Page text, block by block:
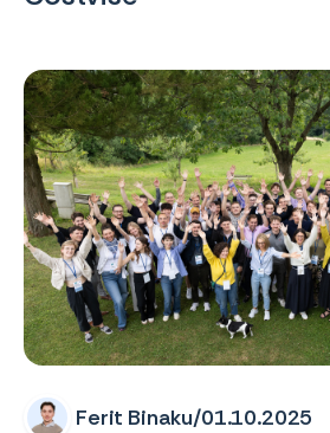
Ferit Binaku/01.10.2025